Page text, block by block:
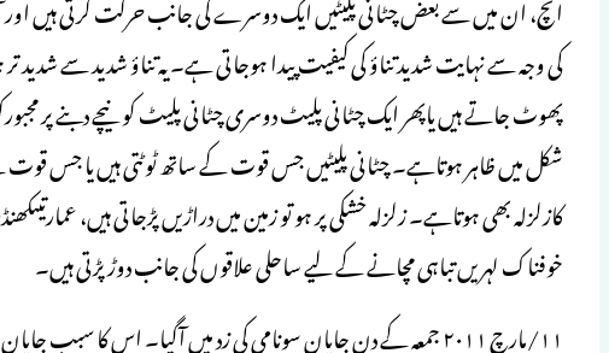
کی وجہ سے نہایت شدید تناؤ کی کیفیت پیدا ہوجاتی ہے۔ یہ تناؤ شدید سے
پھوٹ جاتے ہیں یاپھر ایک چٹانی پلیٹ دوسری چٹانی پلیٹ کو نیچے دبنے پر
شکل میں ظاہر ہوتاہے۔ چٹانی پلیٹیں جس قوت کے ساتھ ٹوٹتی ہیں یا جس
کازلزلہ بھی ہوتاہے۔ زلزلہ خشکی پر ہو تو زمین میں دراڑیں پڑجاتی ہیں،
خوفناک لہریں تباہی مچانے کے لیے ساحلی علاقوں کی جانب دوڑ پڑتی ہیں۔